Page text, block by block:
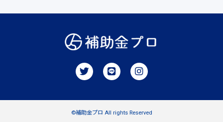
©補助金プロ All rights Reserved